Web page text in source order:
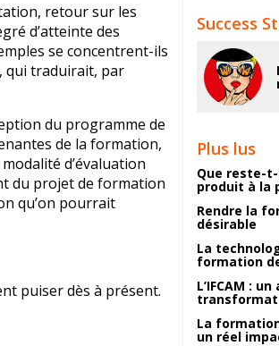
retour sur les
d’atteinte des
se concentrent-ils
qui traduirait, par
du programme de
de la formation,
d’évaluation
du projet de formation
qu’on pourrait
puiser dès à présent.
Success
Plus lus
Que reste-t-
produit à la
Rendre la
désirable
La
formation
L’IFCAM :
La
un réel